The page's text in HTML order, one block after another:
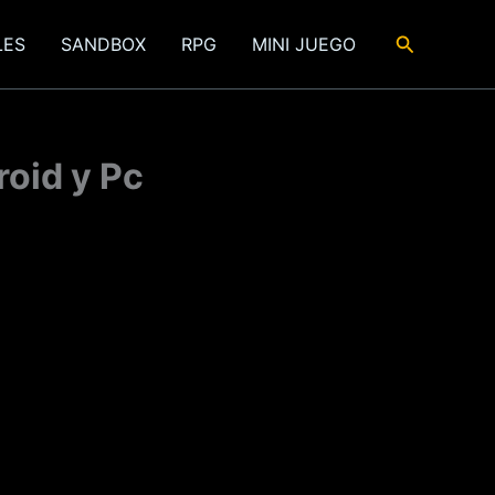
SANDBOX RPG MINI JUEGO Buscar
y Pc